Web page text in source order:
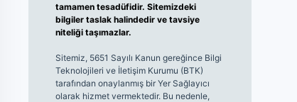
tamamen tesadüfidir. Sitemizdeki
bilgiler taslak halindedir ve tavsiye
niteliği taşımazlar.
Sitemiz, 5651 Sayılı Kanun gereğince Bilgi
Teknolojileri ve İletişim Kurumu (BTK)
tarafından onaylanmış bir Yer Sağlayıcı
olarak hizmet vermektedir. Bu nedenle,